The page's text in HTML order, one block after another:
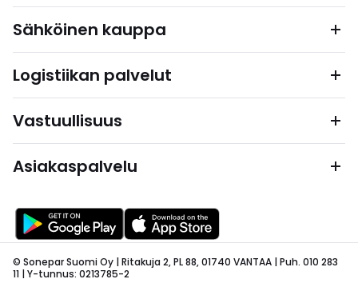
Sähköinen kauppa
Logistiikan palvelut
Vastuullisuus
Asiakaspalvelu
© Sonepar Suomi Oy | Ritakuja 2, PL 88, 01740 VANTAA | Puh. 010 283
11 | Y-tunnus: 0213785-2